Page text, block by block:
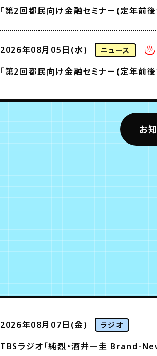
「第2回都民向け金融セミナー(定年前
2026年08月05日(水) ニュース
「第2回都民向け金融セミナー(定年前
お
2026年08月07日(金) ラジオ
TBSラジオ「純烈・酒井一圭 Brand-